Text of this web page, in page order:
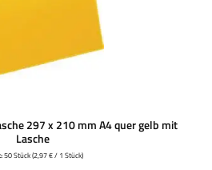
297 x 210 mm A4 quer gelb mit
Lasche
50 Stück(2,97 € / 1 Stück)